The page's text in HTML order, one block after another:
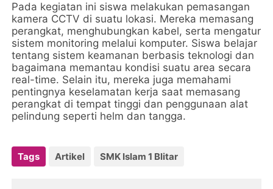
Pada kegiatan ini siswa melakukan pemasangan
kamera CCTV di suatu lokasi. Mereka memasang
perangkat, menghubungkan kabel, serta mengatur
sistem monitoring melalui komputer. Siswa belajar
tentang sistem keamanan berbasis teknologi dan
bagaimana memantau kondisi suatu area secara
real-time. Selain itu, mereka juga memahami
pentingnya keselamatan kerja saat memasang
perangkat di tempat tinggi dan penggunaan alat
pelindung seperti helm dan tangga.
Tags Artikel SMK Islam 1 Blitar